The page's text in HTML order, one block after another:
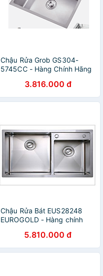
Chậu Rửa Grob GS304-
5745CC - Hàng Chính Hãng
3.816.000 đ
Chậu Rửa Bát EUS28248
EUROGOLD - Hàng chính
5.810.000 đ